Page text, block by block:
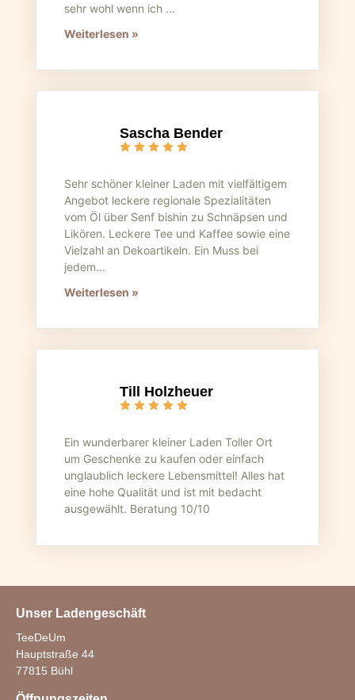
sehr wohl wenn ich ...
Weiterlesen »
Sascha Bender
Sehr schöner kleiner Laden mit vielfältigem
Angebot leckere regionale Spezialitäten
vom Öl über Senf bishin zu Schnäpsen und
Likören. Leckere Tee und Kaffee sowie eine
Vielzahl an Dekoartikeln. Ein Muss bei
jedem...
Weiterlesen »
Till Holzheuer
Ein wunderbarer kleiner Laden Toller Ort
um Geschenke zu kaufen oder einfach
unglaublich leckere Lebensmittel! Alles hat
eine hohe Qualität und ist mit bedacht
ausgewählt. Beratung 10/10
Unser Ladengeschäft
TeeDeUm
Hauptstraße 44
77815 Bühl